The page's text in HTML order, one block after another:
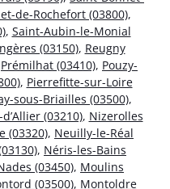
de-Rochefort (03800),
, Saint-Aubin-le-Monial
(03150), Reugny
Prémilhat (03410), Pouzy-
, Pierrefitte-sur-Loire
sous-Briailles (03500),
(03210), Nizerolles
(03320), Neuilly-le-Réal
, Néris-les-Bains
(03450), Moulins
(03500), Montoldre